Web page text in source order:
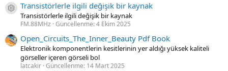
Kaynak ikon/amblem
Transistörlerle ilgili değişik bir kaynak
Transistörlerle ilgili değişik bir kaynak
FM.88MHz Güncellenme:4 Ekim 2025
Open_Circuits_The_Inner_Beauty Pdf Book
Elektronik komponentlerin kesitlerinin yer aldığı yüksek kaliteli
görseller içeren görseli bol
latcakir Güncellenme: 14 Mart 2025